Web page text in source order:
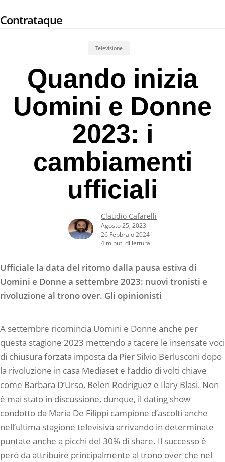
to
Contrataque
Televisione
Quando inizia
Uomini e Donne
2023: i
cambiamenti
ufficiali
Claudio Cafarelli
Agosto 25, 2023
26 Febbraio 2024
4 minuti di lettura
Ufficiale la data del ritorno dalla pausa estiva di
Uomini e Donne a settembre 2023: nuovi tronisti e
rivoluzione al trono over. Gli opinionisti
A settembre ricomincia Uomini e Donne anche per
questa stagione 2023 mettendo a tacere le insensate voci
di chiusura forzata imposta da Pier Silvio Berlusconi dopo
la rivoluzione in casa Mediaset e l’addio di volti chiave
come Barbara D’Urso, Belen Rodriguez e Ilary Blasi. Non
è mai stato in discussione, dunque, il dating show
condotto da Maria De Filippi campione d’ascolti anche
nell’ultima stagione televisiva arrivando in determinate
puntate anche a picchi del 30% di share. Il successo è
però da attribuire principalmente al trono over che nel